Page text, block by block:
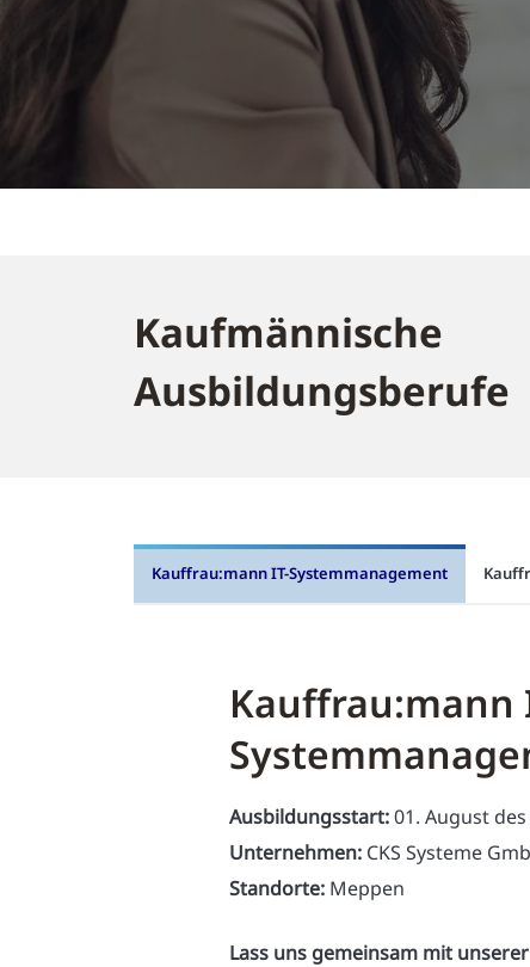
Kaufmännische
Ausbildungsberufe
Kauffrau:mann IT-Systemmanagement
Kauffrau:mann
Ausbildungsstart:01. August
Unternehmen: CKS Systeme
Standorte: Meppen
Lass uns gemeinsam mit